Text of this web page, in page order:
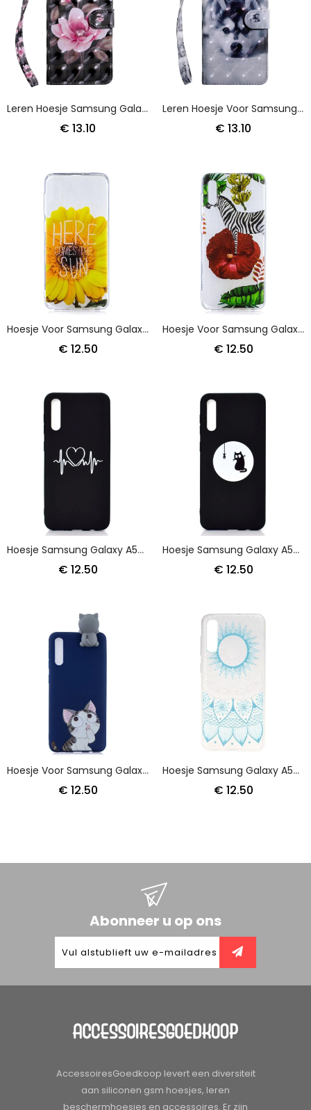
Leren Hoesje Samsung Galaxy A50 Bloemen Bloeien
€ 13.10
Leren Hoesje Voor Samsung Galaxy A50 Zwart-Witte Hond
€ 13.10
Hoesje Voor Samsung Galaxy A50 Hier Komt De Zon
€ 12.50
Hoesje Voor Samsung Galaxy A50 Zebra En Bloemen
€ 12.50
Hoesje Samsung Galaxy A50 Hart Art
€ 12.50
Hoesje Samsung Galaxy A50 Kattenart
€ 12.50
Hoesje Voor Samsung Galaxy A50 Grappige 3D Kat
€ 12.50
Hoesje Samsung Galaxy A50 Lichtblauw Roze Transparante Kleurrijke Mandala
€ 12.50
Abonneer u op ons
AccessoiresGoedkoop levert een diversiteit
aan siliconen gsm hoesjes, leren
beschermhoesjes en accessoires. Er zijn